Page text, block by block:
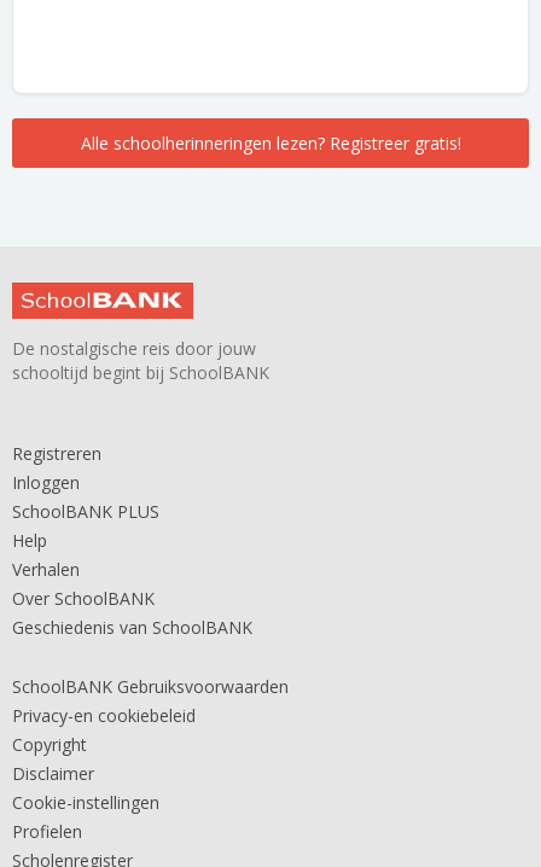
Alle schoolherinneringen lezen? Registreer gratis!
De nostalgische reis door jouw
schooltijd begint bij SchoolBANK
Registreren
Inloggen
SchoolBANK PLUS
Help
Verhalen
Over SchoolBANK
Geschiedenis van SchoolBANK
SchoolBANK Gebruiksvoorwaarden
Privacy-en cookiebeleid
Copyright
Disclaimer
Cookie-instellingen
Profielen
Scholenregister